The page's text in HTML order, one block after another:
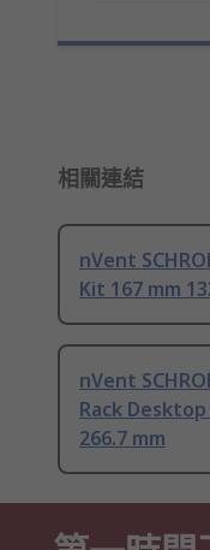
相關連結
nVent
Kit 167 mm
nVent
Rack
266.7 mm